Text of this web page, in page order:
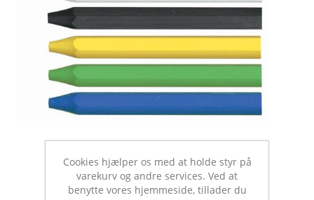
Cookies hjælper os med at holde styr på
varekurv og andre services. Ved at
benytte vores hjemmeside, tillader du